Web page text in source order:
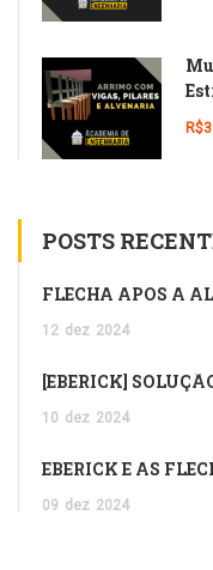
POSTS
FLECHA APÓS A
12 dez 2024
[EBERICK]
10 dez 2024
EBERICK E AS
09 dez 2024